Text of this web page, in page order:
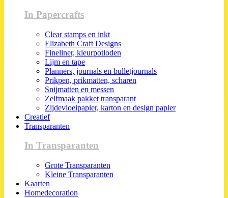
In Papercrafts
Clear stamps en inkt
Elizabeth Craft Designs
Fineliner, kleurpotloden
Lijm en tape
Planners, journals en bulletjournals
Prikpen, prikmatten, scharen
Snijmatten en messen
Zelfmaak pakket transparant
Zijdevloeipapier, karton en design papier
Creatief
Transparanten
In Transparanten
Grote Transparanten
Kleine Transparanten
Kaarten
Homedecoration